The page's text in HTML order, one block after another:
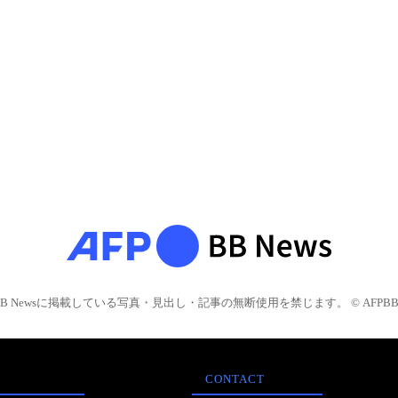
Newsに掲載している写真・見出し・記事の無断使用を禁じます。 © AFPBB
CONTACT